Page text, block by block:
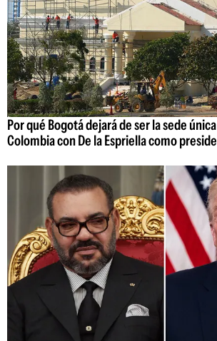
Por qué Bogotá dejará de ser la sede
Colombia con De la Espriella como